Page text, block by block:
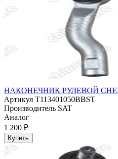
НАКОНЕЧНИК РУЛЕВОЙ
Артикул T113401050BBST
Производитель SAT
Аналог
1 200 ₽
Купить